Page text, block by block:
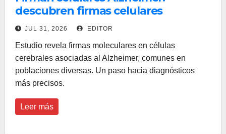
descubren firmas celulares
compartidas entre grupos
JUL 31, 2026 EDITOR
Estudio revela firmas moleculares en células
cerebrales asociadas al Alzheimer, comunes en
poblaciones diversas. Un paso hacia diagnósticos
más precisos.
Leer más